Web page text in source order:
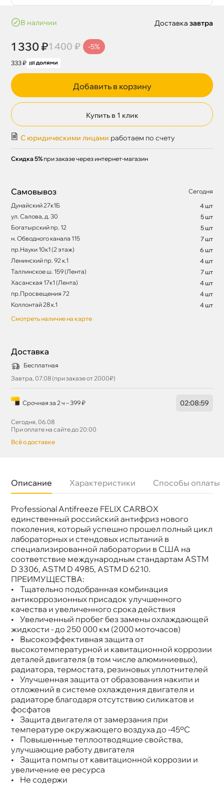
наличии
1 330 ₽1 400 ₽ -5%
333 ₽
Доставка завтра
Добавить в корзину
Купить в 1 клик
С юридическими лицами работаем по счету
Скидка 5% при заказе через интернет-магазин
Самовывоз
Сегодня
Дунайский 27к1Б
4 шт
ул. Салова, д. 30
5 шт
Богатырский пр. 12
5 шт
н. Обводного канала 115
7 шт
пр.Науки 10к1 (2 этаж)
6 шт
Ленинский пр. 92 к.1
4 шт
Таллинское ш. 159 (Лента)
7 шт
Хасанская 17к1 (Лента)
4 шт
пр.Просвещения 72
4 шт
Коллонтай 28 к.1
4 шт
Смотреть наличие на карте
Доставка
Бесплатная
Завтра, 07.08 (при заказе от 2000₽)
Срочная за 2 ч – 399 ₽ 02:08:59
Сегодня, 06.08
При оплате на сайте до 20:00
сё о доставке
Описание Характеристики Способы оплаты
Professional Antifreeze FELIX CARBOX
единственный российский антифриз нового
поколения, который успешно прошел полный цикл
лабораторных и стендовых испытаний
специализированной лаборатории в США на
соответствие международным стандартам ASTM
D 3306, ASTM D 4985, ASTM D 6210.
ПРЕИМУЩЕСТВА:
• Тщательно подобранная комбинация
антикоррозионных присадок улучшенного
качества и увеличенного срока действия
• Увеличенный пробег без замены охлаждающей
жидкости - до 250 000 км (2000 моточасов)
• Высокоэффективная защита от
ысокотемпературной и кавитационной коррозии
деталей двигателя (в том числе алюминиевых),
радиатора, термостата, резиновых уплотнителей
• Улучшенная защита от образования накипи и
отложений в системе охлаждения двигателя и
радиаторе благодаря отсутствию силикатов и
фосфато
• Защита двигателя от замерзания при
температуре окружающего воздуха до -45ºС
• Повышенные теплоотводящие свойства,
улучшающие работу двигателя
• Защита помпы от кавитационной коррозии и
увеличение ее ресурса
• Не содержи
Бренд
Felix
Красный
Допуски
Audi: TL 774-C, VW: TL 774-D/F (VW code
G12+)
Спецификации
ASTM D 3306, ASTM D 4985, ASTM D 6210
Объем
5л
Артикул
430206033